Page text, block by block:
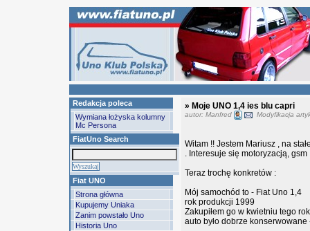
Redakcja poleca
Wymiana łożyska kolumny
Mc Persona
FiatUno Search
Fiat UNO
Strona główna
Kupujemy Uniaka
Zanim powstało Uno
Historia Uno
» Moje UNO 1,4 ies blu capri
autor: Manfred Modyfikacja
Witam !! Jestem Mariusz , na
. Interesuje się motoryzacją, gsm
Teraz trochę konkretów :
Mój samochód to - Fiat Uno 1,4
rok produkcji 1999
Zakupiłem go w kwietniu tego
auto było dobrze